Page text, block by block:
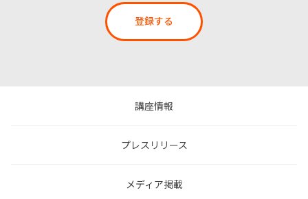
登録する
講座情報
プレスリリース
メディア掲載